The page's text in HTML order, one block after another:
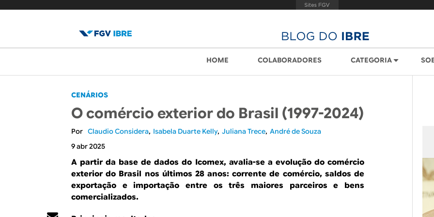
l
o
g
d
o
I
B
u
p
r
i
n
c
i
HOME COLABORADORES CATEGORIA
CENÁRIOS
O comércio exterior do Brasil (1997-2024)
Claudio Considera Isabela Duarte Kelly Juliana Trece André de Souza
9 abr 2025
A partir da base de dados do Icomex, avalia-se a evolução do comércio
exterior do Brasil nos últimos 28 anos: corrente de comércio, saldos de
exportação e importação entre os três maiores parceiros e bens
comercializados.